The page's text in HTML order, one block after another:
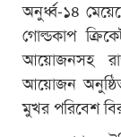
অনুর্ধ্ব-১৪
গোল্ডকাপ
আয়োজনসহ
আয়োজন
মুখর পরিবেশ